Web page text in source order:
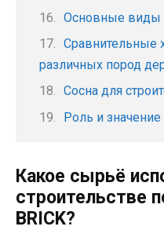
Основные виды
Сравнительные
различных пород
Сосна для
Роль и
Какое сырьё
строительстве
BRICK?